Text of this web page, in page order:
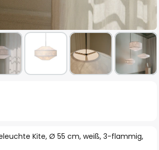
Kite, Ø 55 cm, weiß, 3-flammig,